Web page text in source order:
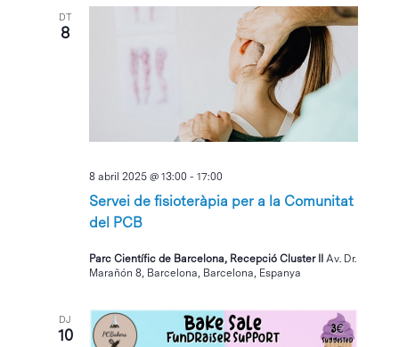
DT
8
Servei de fisioteràpia per a la Comunitat
del PCB
8 abril 2025 @ 13:00 -17:00
Parc Científic de Barcelona, Recepció Cluster IIAv. Dr.
Marañón 8, Barcelona, Barcelona, Espanya
DJ
10